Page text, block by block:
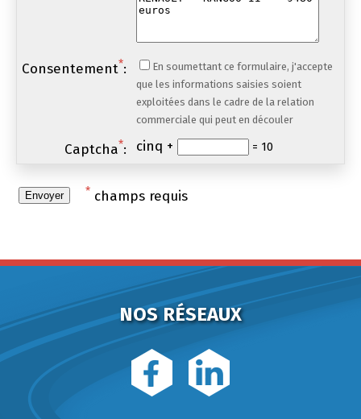
Consentement*:
En soumettant ce formulaire, j'accepte
que les informations saisies soient
exploitées dans le cadre de la relation
commerciale qui peut en découler
Captcha*: cinq + = 10
* champs requis
NOS RÉSEAUX